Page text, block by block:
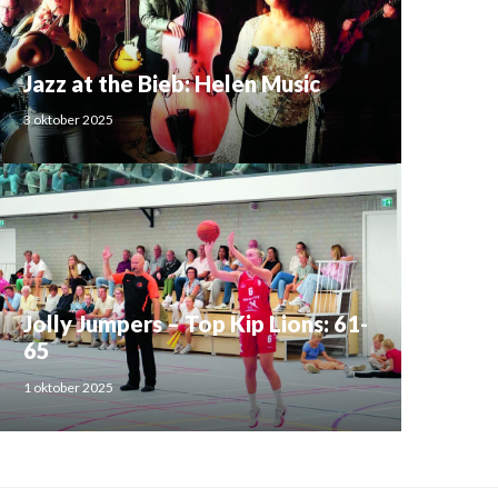
Jazz at the Bieb: Helen Music
3 oktober 2025
Jolly Jumpers – Top Kip Lions: 61-
65
1 oktober 2025